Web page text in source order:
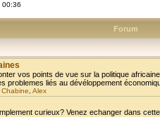
00:36
Forum
vos points de vue sur la politique
problemes liés au dévéloppement
Chabine Alex
curieux? Venez echanger dans